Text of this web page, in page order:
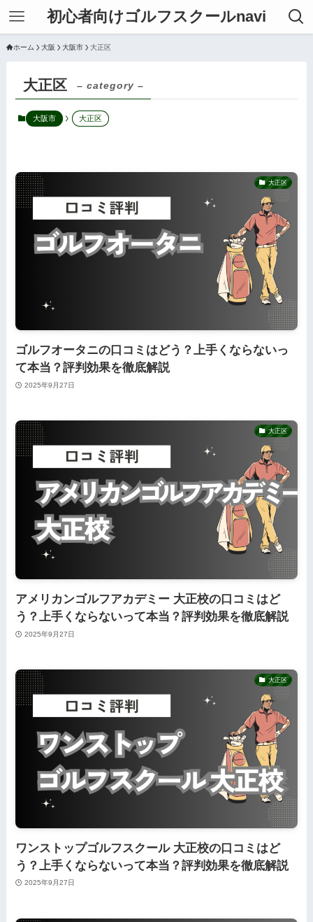
初心者向けゴルフスクールnavi
ホーム 大阪 大阪市 大正区
大正区 – category –
大阪市 大正区
大正区
ゴルフオータニの口コミはどう？上手くならないっ
て本当？評判効果を徹底解説
2025年9月27日
大正区
アメリカンゴルフアカデミー 大正校の口コミはど
う？上手くならないって本当？評判効果を徹底解説
2025年9月27日
大正区
ワンストップゴルフスクール 大正校の口コミはど
う？上手くならないって本当？評判効果を徹底解説
2025年9月27日